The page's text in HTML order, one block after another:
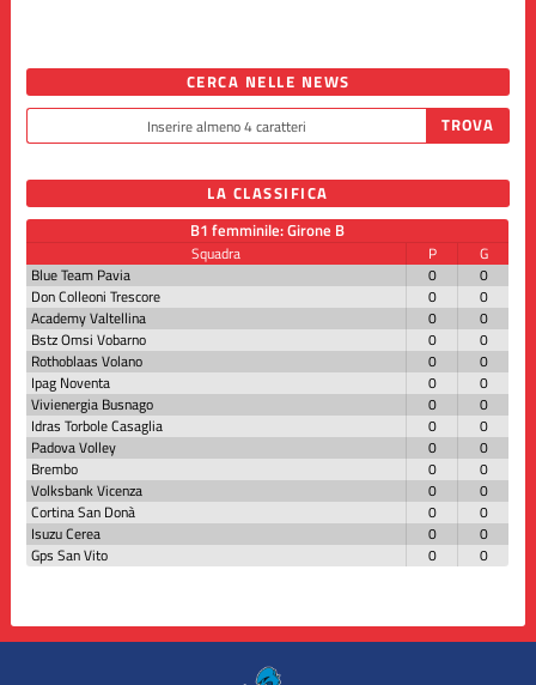
CERCA NELLE NEWS
LA CLASSIFICA
B1 femminile: Girone B
Squadra P
G
Blue Team Pavia
0
0
Don Colleoni Trescore
0
0
Academy Valtellina
0
0
Bstz Omsi Vobarno
0
0
Rothoblaas Volano
0
0
Ipag Noventa
0
0
Vivienergia Busnago
0
0
Idras Torbole Casaglia
0
0
Padova Volley
0
0
Brembo
0
0
Volksbank Vicenza
0
0
Cortina San Donà
0
0
Isuzu Cerea
0
0
Gps San Vito
0 0